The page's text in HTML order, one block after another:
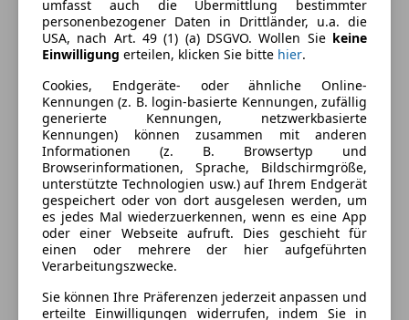
Ausstattung
Komfort
Armlehne
Beheizbares Lenkrad
Einparkhilfe
Einparkhilfe Sensoren hinten
Einparkhilfe Sensoren vorne
Elektrische Heckklappe
Elektrische Seitenspiegel
Elektrische Sitze
Head-up display
Klimaautomatik
Lederausstattung
Mehr anzeigen
Farbe und Innenausstattung
Außenfarbe
Schwarz
Lackierung
Metallic
Innenausstattung
Vollleder
Preisbewertung
Mehr anzeigen
umfasst auch die Übermittlung bestimmter
personenbezogener Daten in Drittländer, u.a. die
USA, nach Art. 49 (1) (a) DSGVO. Wollen Sie keine
Einwilligung erteilen, klicken Sie bitte hier.
Cookies, Endgeräte- oder ähnliche Online-
Kennungen (z. B. login-basierte Kennungen, zufällig
generierte Kennungen, netzwerkbasierte
Kennungen) können zusammen mit anderen
Informationen (z. B. Browsertyp und
Browserinformationen, Sprache, Bildschirmgröße,
unterstützte Technologien usw.) auf Ihrem Endgerät
gespeichert oder von dort ausgelesen werden, um
es jedes Mal wiederzuerkennen, wenn es eine App
oder einer Webseite aufruft. Dies geschieht für
einen oder mehrere der hier aufgeführten
Verarbeitungszwecke.
Sie können Ihre Präferenzen jederzeit anpassen und
erteilte Einwilligungen widerrufen, indem Sie in